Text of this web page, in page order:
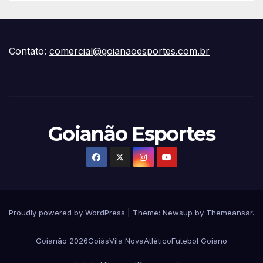
Contato: comercial@goianaoesportes.com.br
Goianão Esportes
Proudly powered by WordPress Theme: Newsup by Themeansar.
Goianão 2026GoiásVila NovaAtléticoFutebol Goiano